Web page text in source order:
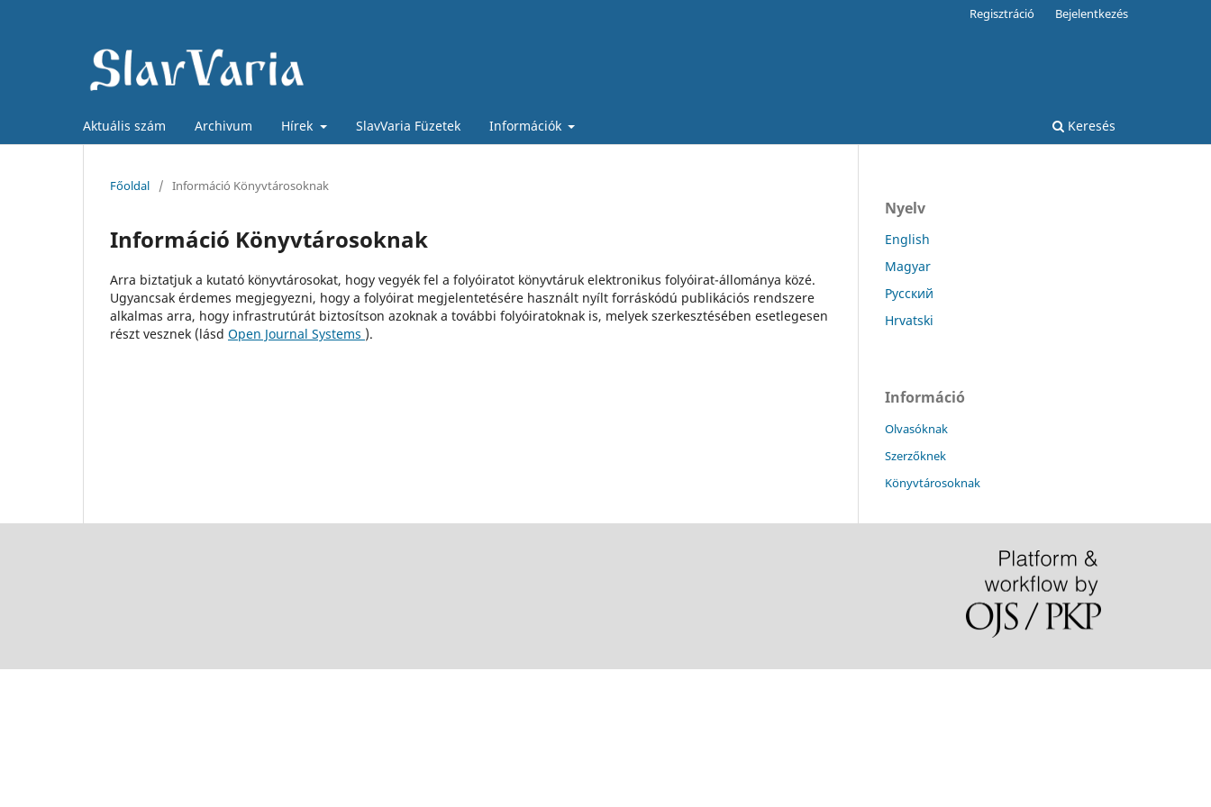
Aktuális szám Archivum Hírek SlavVaria Füzetek Információk Keresés
Regisztráció Bejelentkezés
Főoldal / Információ Könyvtárosoknak
Információ Könyvtárosoknak
Arra biztatjuk a kutató könyvtárosokat, hogy vegyék fel a folyóiratot könyvtáruk elektronikus folyóirat-állománya közé.
Ugyancsak érdemes megjegyezni, hogy a folyóirat megjelentetésére használt nyílt forráskódú publikációs rendszere
alkalmas arra, hogy infrastrutúrát biztosítson azoknak a további folyóiratoknak is, melyek szerkesztésében esetlegesen
részt vesznek (lásd Open Journal Systems ).
Nyelv
English
Magyar
Русский
Hrvatski
Információ
Olvasóknak
Szerzőknek
Könyvtárosoknak